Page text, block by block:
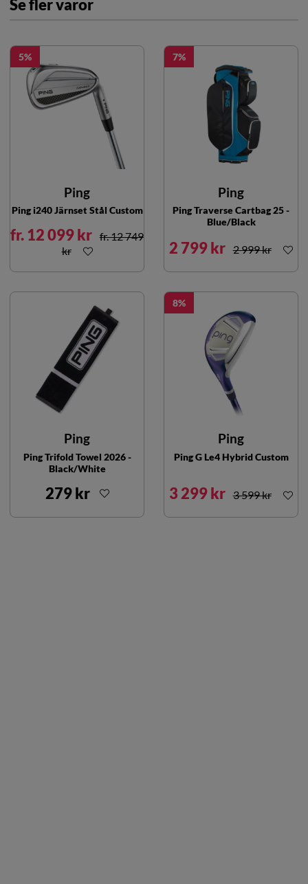
Se fler varor
5
Ping
Ping i240 Järnset Stål Custom
fr. 12 099 kr fr. 12 749
kr
7
Ping
Ping Traverse Cartbag 25 -
Blue/Black
2 799 kr 2 999 kr
Ping
Ping Trifold Towel 2026 -
Black/White
279 kr
8
Ping
Ping G Le4 Hybrid Custom
3 299 kr 3 599 kr